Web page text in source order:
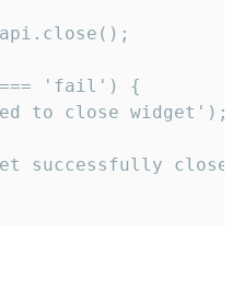
=== 'fail') {
to close widget');
successfully